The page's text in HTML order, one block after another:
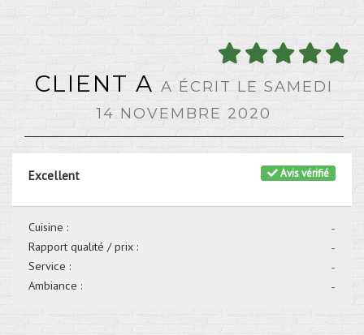
CLIENT A A ÉCRIT LE SAMEDI
14 NOVEMBRE 2020
Avis vérifié
Excellent
-
Cuisine :
-
Rapport qualité / prix :
-
Service :
-
Ambiance :